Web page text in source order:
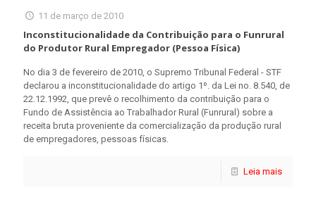
11 de março de 2010
Inconstitucionalidade da Contribuição para o Funrural
do Produtor Rural Empregador (Pessoa Física)
No dia 3 de fevereiro de 2010, o Supremo Tribunal Federal - STF
declarou a inconstitucionalidade do artigo 1º. da Lei no. 8.540, de
22.12.1992, que prevê o recolhimento da contribuição para o
Fundo de Assistência ao Trabalhador Rural (Funrural) sobre a
receita bruta proveniente da comercialização da produção rural
de empregadores, pessoas físicas.
Leia mais